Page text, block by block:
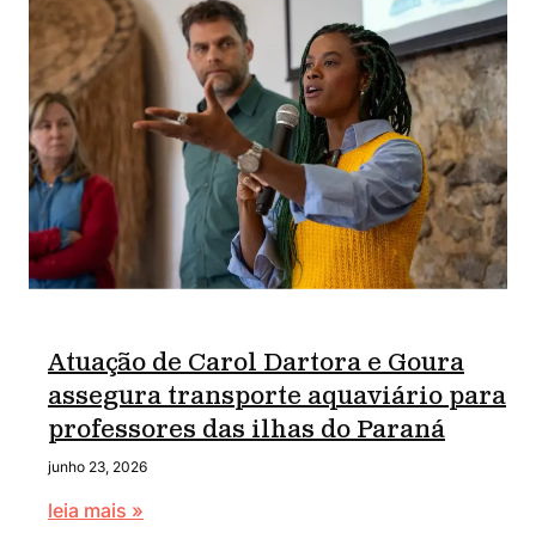
Atuação de Carol Dartora e Goura
assegura transporte aquaviário para
professores das ilhas do Paraná
junho 23, 2026
leia mais »